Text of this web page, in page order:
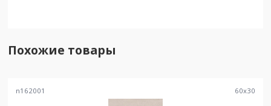
Похожие товары
n162001 60x30